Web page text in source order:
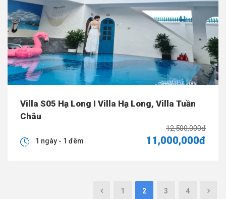
Villa S05 Hạ Long I Villa Hạ Long, Villa Tuần
Châu
12,500,000đ
11,000,000đ
1 ngày - 1 đêm
1 2 3 4